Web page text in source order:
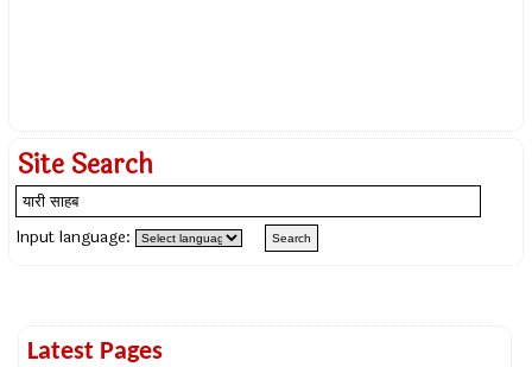
Site Search
Input language:
Latest Pages